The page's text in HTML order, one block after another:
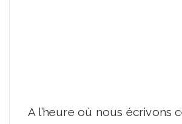
A l’heure où nous écrivons